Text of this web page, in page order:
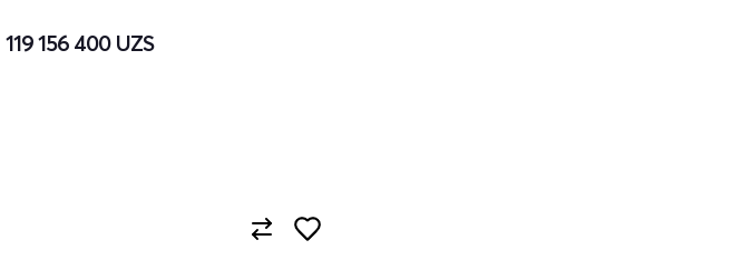
119 156 400 UZS